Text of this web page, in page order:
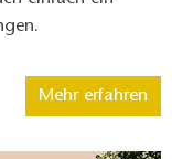
Mehr erfahren